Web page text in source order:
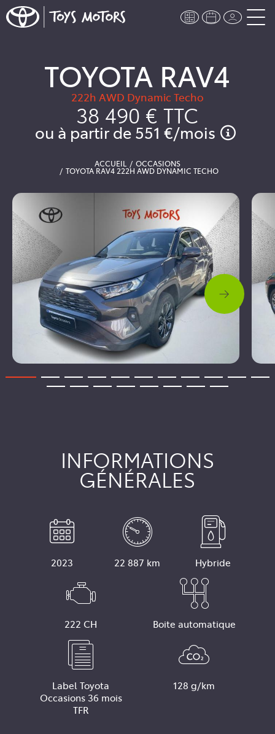
TOYOTA RAV4
222h AWD Dynamic Techo
38 490 € TTC
ou à partir de 551 €/mois
ACCUEIL OCCASIONS
TOYOTA RAV4 222H AWD DYNAMIC TECHO
INFORMATIONS
GÉNÉRALES
2023 22 887 km Hybride
222 CH Boite automatique
Label Toyota
Occasions 36 mois
TFR
128 g/km